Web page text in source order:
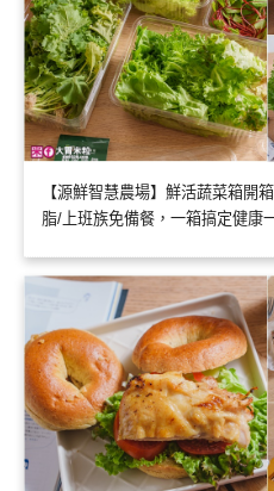
【源鮮智慧農場】鮮活蔬菜箱開
脂/上班族免備餐，一箱搞定健康